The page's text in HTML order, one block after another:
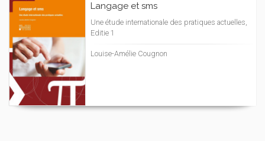
Langage et sms
Une étude internationale des pratiques actuelles,
Editie 1
Louise-Amélie Cougnon